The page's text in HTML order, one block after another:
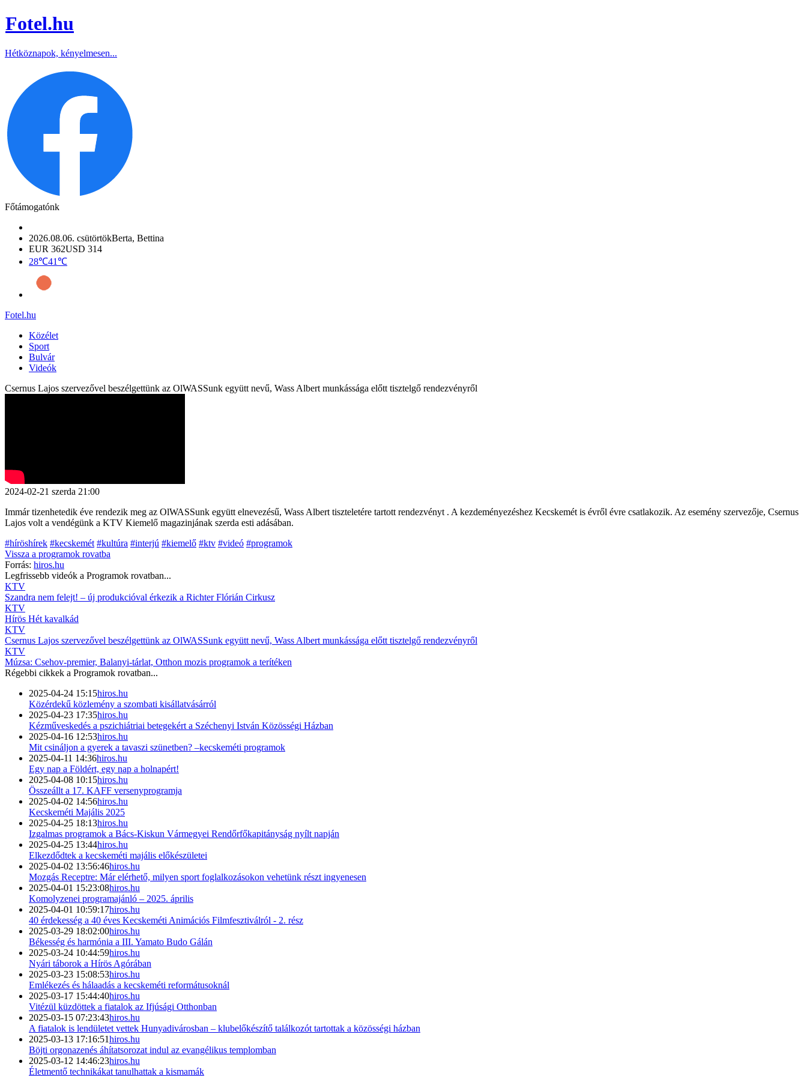
Fotel.hu
Hétköznapok, kényelmesen...
Főtámogatónk
2026.08.06. csütörtökBerta, Bettina
EUR 362USD 314
28℃41℃
Fotel.hu
Közélet
Sport
Bulvár
Videók
Csernus Lajos szervezővel beszélgettünk az OlWASSunk együtt nevű, Wass Albert munkássága előtt tisztelgő rendezvényről
2024-02-21 szerda 21:00
Immár tizenhetedik éve rendezik meg az OlWASSunk együtt elnevezésű, Wass Albert tiszteletére tartott rendezvényt . A kezdeményezéshez Kecskemét is évről évre csatlakozik. Az esemény szervezője, Csernus
Lajos volt a vendégünk a KTV Kiemelő magazinjának szerda esti adásában.
#híröshírek #kecskemét #kultúra #interjú #kiemelő #ktv #videó #programok
Vissza a programok rovatba
Forrás: hiros.hu
Legfrissebb videók a Programok rovatban...
KTV
Szandra nem felejt! – új produkcióval érkezik a Richter Flórián Cirkusz
KTV
Hírös Hét kavalkád
KTV
Csernus Lajos szervezővel beszélgettünk az OlWASSunk együtt nevű, Wass Albert munkássága előtt tisztelgő rendezvényről
KTV
Múzsa: Csehov-premier, Balanyi-tárlat, Otthon mozis programok a terítéken
Régebbi cikkek a Programok rovatban...
2025-04-24 15:15hiros.hu
Közérdekű közlemény a szombati kisállatvásárról
2025-04-23 17:35hiros.hu
Kézműveskedés a pszichiátriai betegekért a Széchenyi István Közösségi Házban
2025-04-16 12:53hiros.hu
Mit csináljon a gyerek a tavaszi szünetben? –kecskeméti programok
2025-04-11 14:36hiros.hu
Egy nap a Földért, egy nap a holnapért!
2025-04-08 10:15hiros.hu
Összeállt a 17. KAFF versenyprogramja
2025-04-02 14:56hiros.hu
Kecskeméti Majális 2025
2025-04-25 18:13hiros.hu
Izgalmas programok a Bács-Kiskun Vármegyei Rendőrfőkapitányság nyílt napján
2025-04-25 13:44hiros.hu
Elkezdődtek a kecskeméti majális előkészületei
2025-04-02 13:56:46hiros.hu
Mozgás Receptre: Már elérhető, milyen sport foglalkozásokon vehetünk részt ingyenesen
2025-04-01 15:23:08hiros.hu
Komolyzenei programajánló – 2025. április
2025-04-01 10:59:17hiros.hu
40 érdekesség a 40 éves Kecskeméti Animációs Filmfesztiválról - 2. rész
2025-03-29 18:02:00hiros.hu
Békesség és harmónia a III. Yamato Budo Gálán
2025-03-24 10:44:59hiros.hu
Nyári táborok a Hírös Agórában
2025-03-23 15:08:53hiros.hu
Emlékezés és hálaadás a kecskeméti reformátusoknál
2025-03-17 15:44:40hiros.hu
Vitézül küzdöttek a fiatalok az Ifjúsági Otthonban
2025-03-15 07:23:43hiros.hu
A fiatalok is lendületet vettek Hunyadivárosban – klubelőkészítő találkozót tartottak a közösségi házban
2025-03-13 17:16:51hiros.hu
Böjti orgonazenés áhítatsorozat indul az evangélikus templomban
2025-03-12 14:46:23hiros.hu
Életmentő technikákat tanulhattak a kismamák